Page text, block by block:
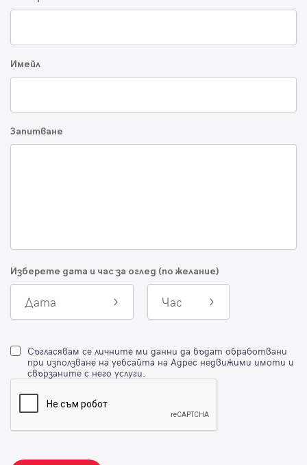
Имейл
Запитване
Изберете дата и час за оглед (по желание)
Дата Час
Съгласявам се личните ми данни да бъдат обработвани
при използване на уебсайта на Адрес недвижими имоти и
свързаните с него услуги.